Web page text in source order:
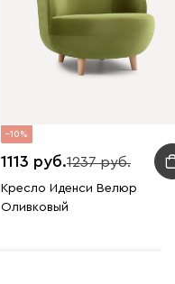
10
1113 1237
Кресло Иденси Велюр
Оливковый